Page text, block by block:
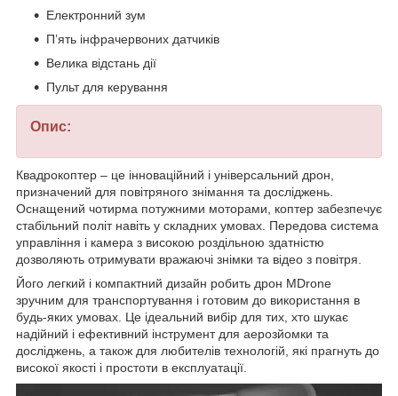
Електронний зум
П’ять інфрачервоних датчиків
Велика відстань дії
Пульт для керування
Опис:
Квадрокоптер – це інноваційний і універсальний дрон,
призначений для повітряного знімання та досліджень.
Оснащений чотирма потужними моторами, коптер забезпечує
стабільний політ навіть у складних умовах. Передова система
управління і камера з високою роздільною здатністю
дозволяють отримувати вражаючі знімки та відео з повітря.
Його легкий і компактний дизайн робить дрон MDrone
зручним для транспортування і готовим до використання в
будь-яких умовах. Це ідеальний вибір для тих, хто шукає
надійний і ефективний інструмент для аерозйомки та
досліджень, а також для любителів технологій, які прагнуть до
високої якості і простоти в експлуатації.